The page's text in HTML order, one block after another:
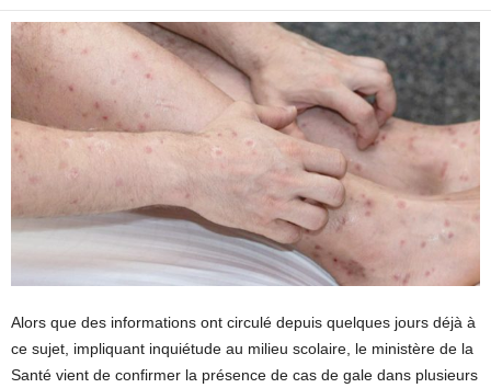
Alors que des informations ont circulé depuis quelques jours déjà à
ce sujet, impliquant inquiétude au milieu scolaire, le ministère de la
Santé vient de confirmer la présence de cas de gale dans plusieurs